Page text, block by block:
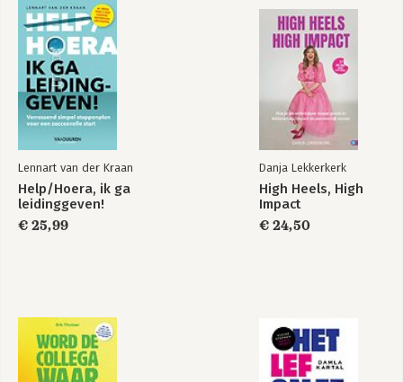
Lennart van der Kraan
Help/Hoera, ik ga
leidinggeven!
€ 25,99
Danja Lekkerkerk
High Heels, High
Impact
€ 24,50